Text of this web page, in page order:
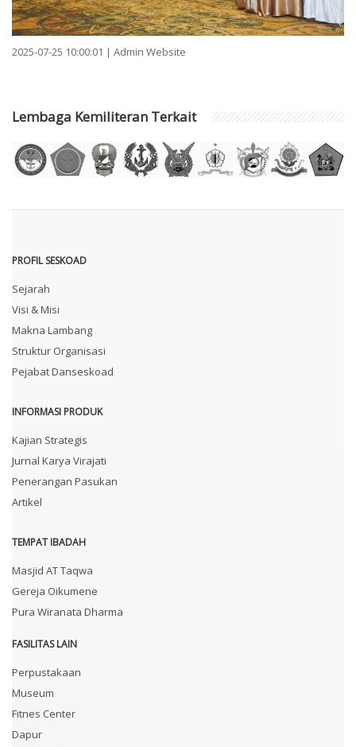
2025-07-25 10:00:01 | Admin Website
Lembaga Kemiliteran Terkait
PROFIL SESKOAD
Sejarah
Visi & Misi
Makna Lambang
Struktur Organisasi
Pejabat Danseskoad
INFORMASI PRODUK
Kajian Strategis
Jurnal Karya Virajati
Penerangan Pasukan
Artikel
TEMPAT IBADAH
Masjid AT Taqwa
Gereja Oikumene
Pura Wiranata Dharma
FASILITAS LAIN
Perpustakaan
Museum
Fitnes Center
Dapur